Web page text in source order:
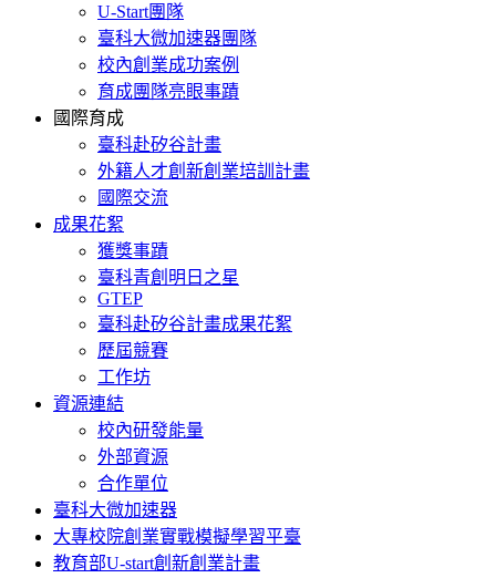
U-Start團隊
臺科大微加速器團隊
校內創業成功案例
育成團隊亮眼事蹟
國際育成
臺科赴矽谷計畫
外籍人才創新創業培訓計畫
國際交流
成果花絮
獲獎事蹟
臺科青創明日之星
GTEP
臺科赴矽谷計畫成果花絮
歷屆競賽
工作坊
資源連結
校內研發能量
外部資源
合作單位
臺科大微加速器
大專校院創業實戰模擬學習平臺
教育部U-start創新創業計畫